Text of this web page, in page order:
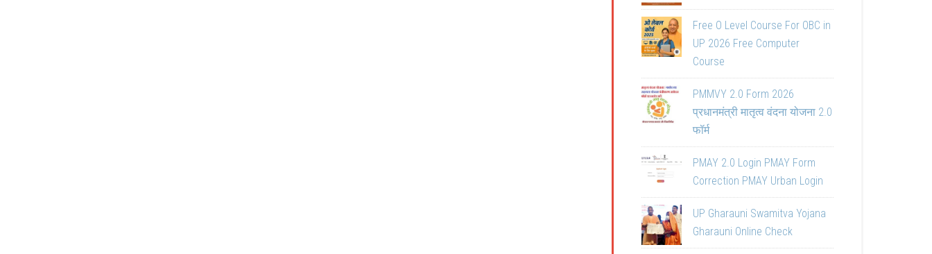
Free O Level Course For OBC in
UP 2026 Free Computer
Course
PMMVY 2.0 Form 2026
प्रधानमंत्री मातृत्व वंदना योजना 2.0
फॉर्म
PMAY 2.0 Login PMAY Form
Correction PMAY Urban Login
UP Gharauni Swamitva Yojana
Gharauni Online Check